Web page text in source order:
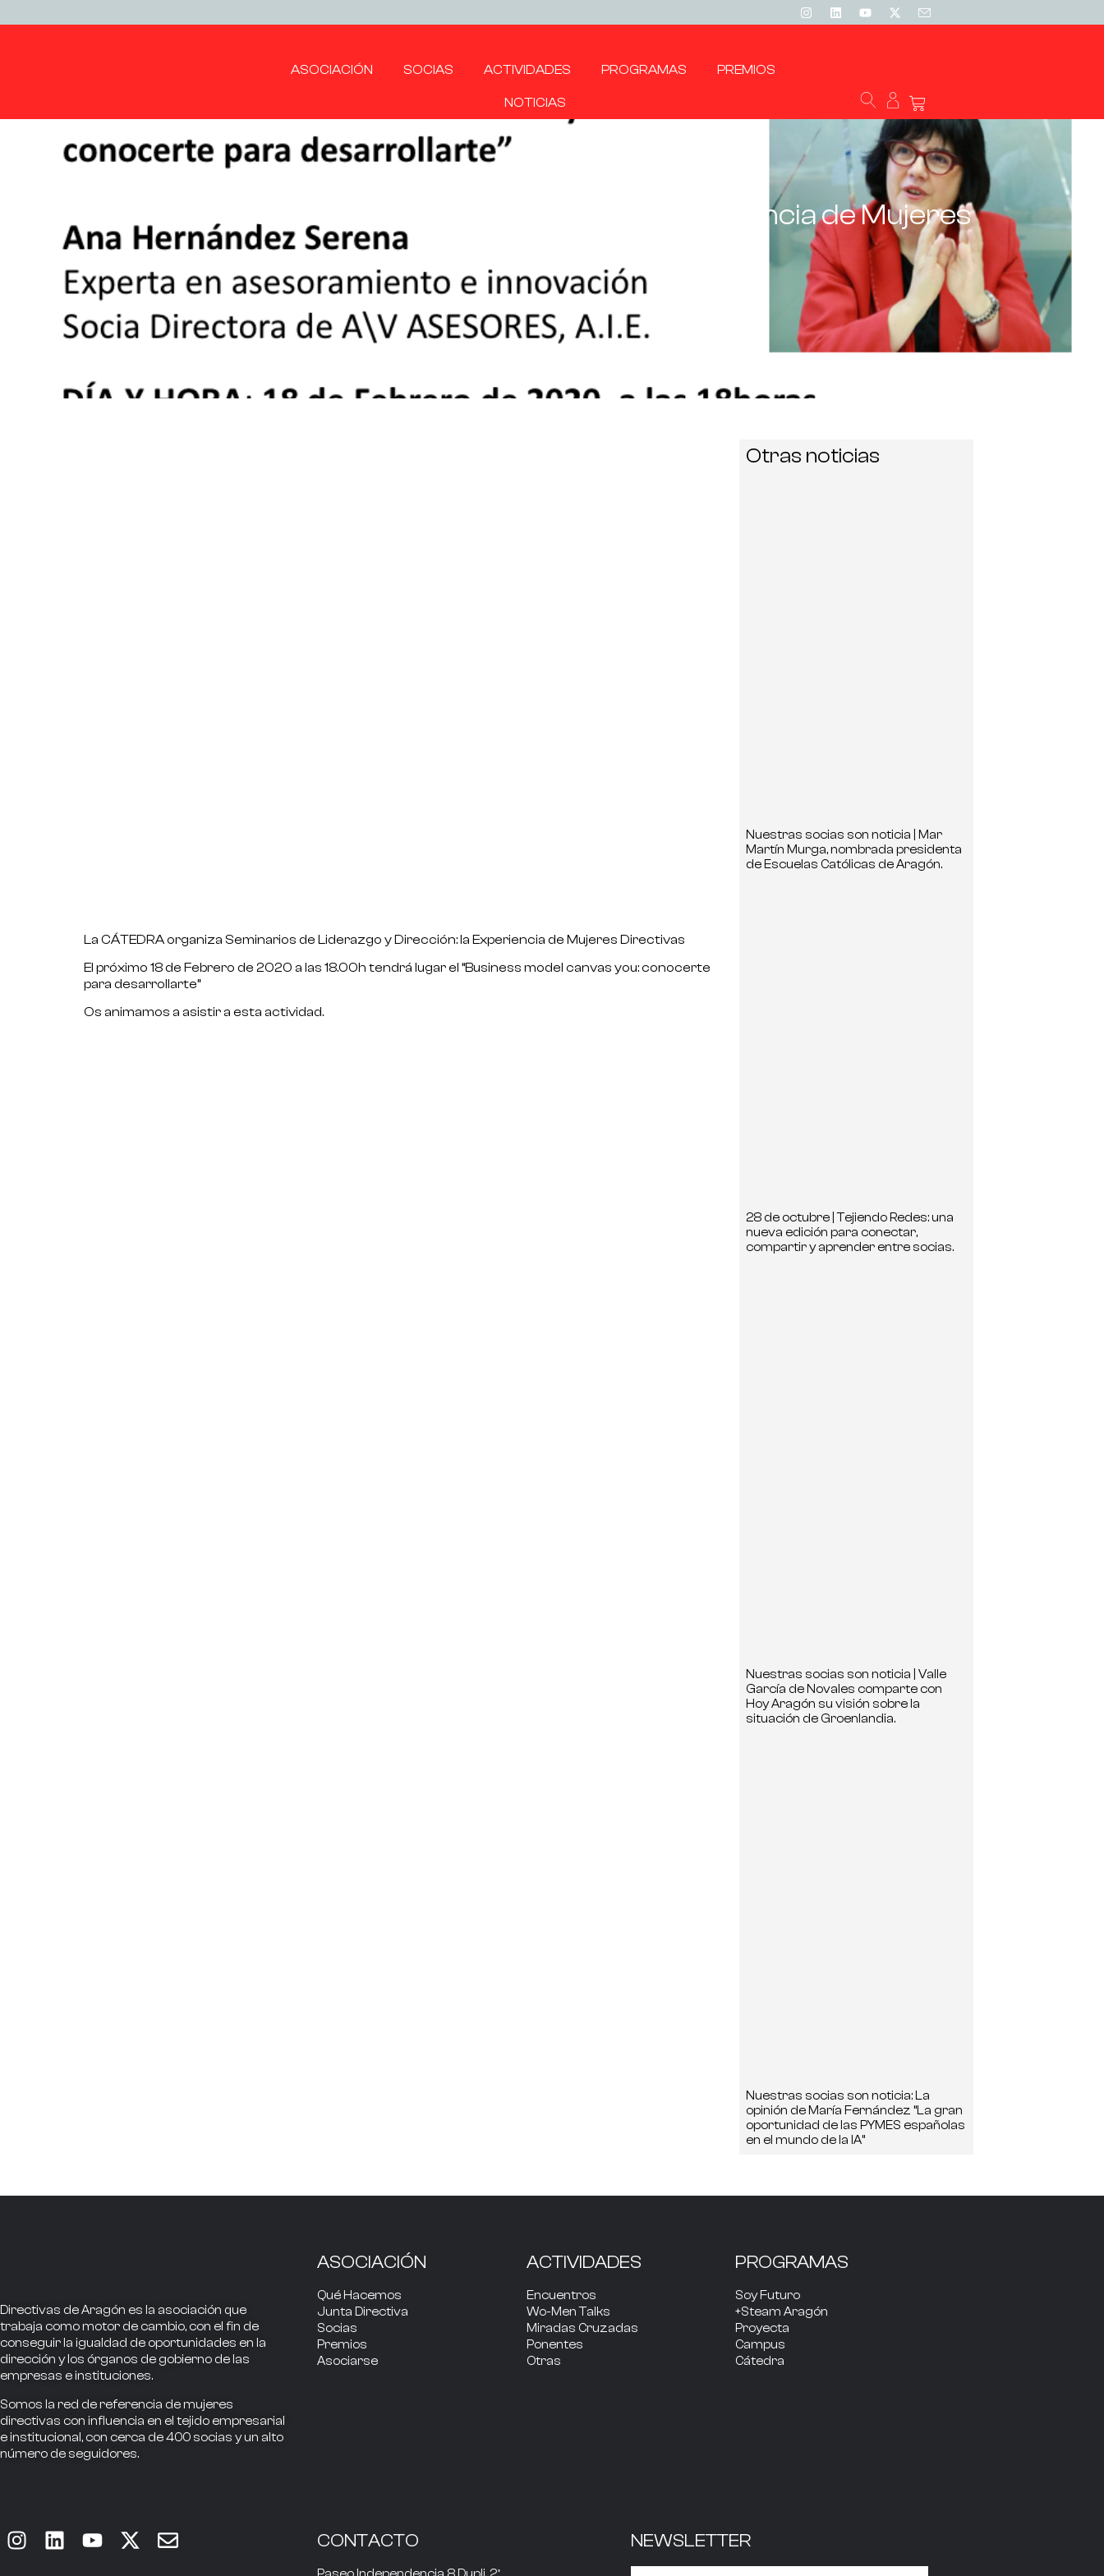
ASOCIACIÓN SOCIAS ACTIVIDADES PROGRAMAS PREMIOS
NOTICIAS
Seminarios de Liderazgo y Dirección: la Experiencia de Mujeres
La CÁTEDRA organiza Seminarios de Liderazgo y Dirección: la Experiencia de Mujeres Directivas
El próximo 18 de Febrero de 2020 a las 18.00h tendrá lugar el “Business model canvas you: conocerte
para desarrollarte”
Os animamos a asistir a esta actividad.
Otras noticias
Nuestras socias son noticia | Mar
Martín Murga, nombrada presidenta
de Escuelas Católicas de Aragón.
28 de octubre | Tejiendo Redes: una
nueva edición para conectar,
compartir y aprender entre socias.
Nuestras socias son noticia | Valle
García de Novales comparte con
Hoy Aragón su visión sobre la
situación de Groenlandia.
Nuestras socias son noticia: La
opinión de María Fernández “La gran
oportunidad de las PYMES españolas
en el mundo de la IA”
Directivas de Aragón es la asociación que
trabaja comomotor de cambio, con el fin de
conseguir la igualdad de oportunidades en la
dirección y los órganos de gobierno de las
empresas e instituciones.
Somos la red de referencia de mujeres
directivas con influencia en el tejido empresarial
e institucional, con cerca de400 socias y un alto
número de seguidores.
ASOCIACIÓN
Qué Hacemos
Junta Directiva
Socias
Premios
Asociarse
ACTIVIDADES
Encuentros
Wo-Men Talks
Miradas Cruzadas
Ponentes
Otras
PROGRAMAS
Soy Futuro
+Steam Aragón
Proyecta
Campus
Cátedra
CONTACTO NEWSLETTER